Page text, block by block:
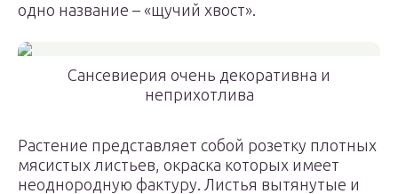
одно название – «щучий хвост».
Сансевиерия очень декоративна и
неприхотлива
Растение представляет собой розетку плотных
мясистых листьев, окраска которых имеет
неоднородную фактуру. Листья вытянутые и